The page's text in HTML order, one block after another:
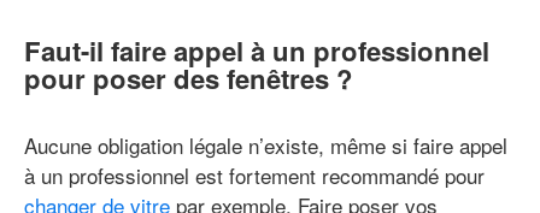
Faut-il faire appel à un professionnel
pour poser des fenêtres ?
Aucune obligation légale n’existe, même si faire appel
à un professionnel est fortement recommandé pour
changer de vitre par exemple. Faire poser vos